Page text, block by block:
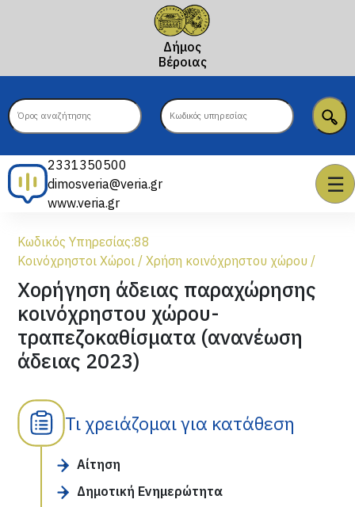
Δήμος
Βέροιας
2331350500
dimosveria@veria.gr
www.veria.gr
☰
Κωδικός Υπηρεσίας:88
Κοινόχρηστοι Χώροι/Χρήση κοινόχρηστου χώρου/
Χορήγηση άδειας παραχώρησης
κοινόχρηστου χώρου-
τραπεζοκαθίσματα (ανανέωση
άδειας 2023)
Τι χρειάζομαι για κατάθεση
Αίτηση
Δημοτική Ενημερώτητα